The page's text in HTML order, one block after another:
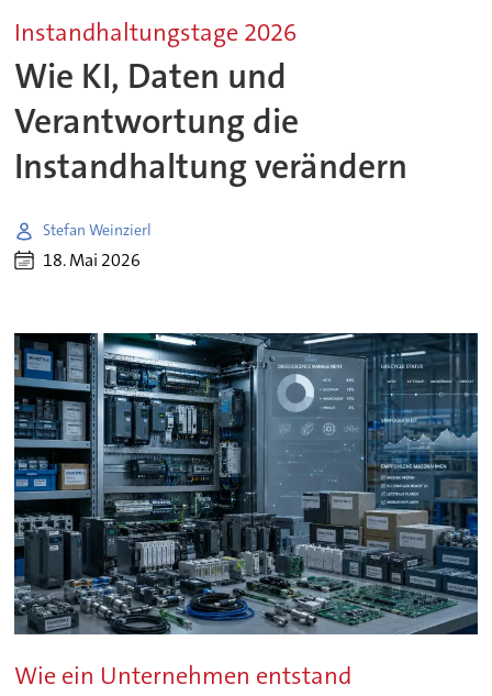
Instandhaltungstage 2026
Wie KI, Daten und
Verantwortung die
Instandhaltung verändern
Stefan Weinzierl
18. Mai 2026
Wie ein Unternehmen entstand